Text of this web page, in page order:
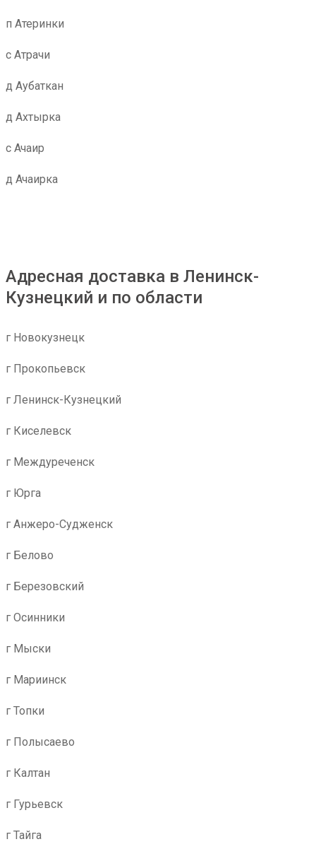
п Атеринки
с Атрачи
д Аубаткан
д Ахтырка
с Ачаир
д Ачаирка
Адресная доставка в Ленинск-
Кузнецкий и по области
г Новокузнецк
г Прокопьевск
г Ленинск-Кузнецкий
г Киселевск
г Междуреченск
г Юрга
г Анжеро-Судженск
г Белово
г Березовский
г Осинники
г Мыски
г Мариинск
г Топки
г Полысаево
г Калтан
г Гурьевск
г Тайга